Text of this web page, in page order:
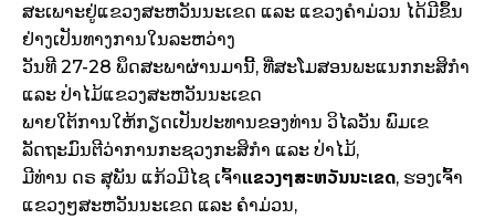
ສະເພາະຢູ່ແຂວງສະຫວັນນະເຂດ ແລະ ແຂວງຄຳມ່ວນ ໄດ້ມີຂຶ້ນ
ຢ່າງເປັນທາງການໃນລະຫວ່າງ
ວັນທີ 27-28 ພຶດສະພາຜ່ານມານີ້, ທີ່ສະໂມສອນພະແນກກະສິກຳ
ແລະ ປ່າໄມ້ແຂວງສະຫວັນນະເຂດ
ພາຍໃຕ້ການໃຫ້ກຽດເປັນປະທານຂອງທ່ານ ວິໄລວັນ ພົມເຂ
ລັດຖະມົນຕີວ່າການກະຊວງກະສິກຳ ແລະ ປ່າໄມ້,
ມີທ່ານ ດຣ ສຸພັນ ແກ້ວມີໄຊ ເຈົ້າແຂວງໆສະຫວັນນະເຂດ, ຮອງເຈົ້າ
ແຂວງໆສະຫວັນນະເຂດ ແລະ ຄຳມ່ວນ,